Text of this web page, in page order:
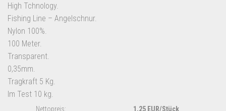
High Tchnology.
Fishing Line – Angelschnur.
Nylon 100%.
100 Meter.
Transparent.
0,35mm.
Tragkraft 5 Kg.
Im Test 10 kg.
Nettopreis: 1,25 EUR/Stück